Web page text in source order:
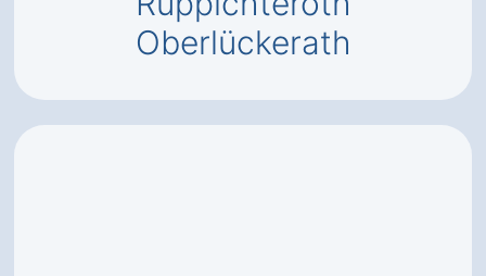
Oberlückerath